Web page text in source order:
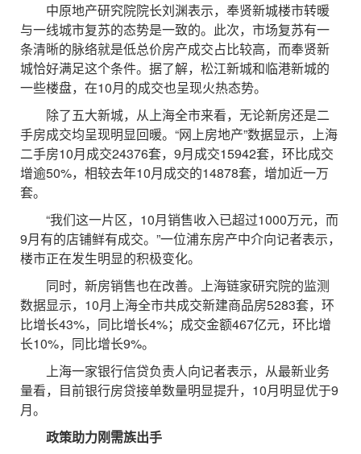
中原地产研究院院长刘渊表示，奉贤新城楼市转暖
与一线城市复苏的态势是一致的。此次，市场复苏有一
条清晰的脉络就是低总价房产成交占比较高，而奉贤新
城恰好满足这个条件。据了解，松江新城和临港新城的
一些楼盘，在10月的成交也呈现火热态势。
除了五大新城，从上海全市来看，无论新房还是二
手房成交均呈现明显回暖。“网上房地产”数据显示，上海
二手房10月成交24376套，9月成交15942套，环比成交
增逾50%，相较去年10月成交的14878套，增加近一万
套。
“我们这一片区，10月销售收入已超过1000万元，而
9月有的店铺鲜有成交。”一位浦东房产中介向记者表示，
楼市正在发生明显的积极变化。
同时，新房销售也在改善。上海链家研究院的监测
数据显示，10月上海全市共成交新建商品房5283套，环
比增长43%，同比增长4%；成交金额467亿元，环比增
长10%，同比增长9%。
上海一家银行信贷负责人向记者表示，从最新业务
量看，目前银行房贷接单数量明显提升，10月明显优于9
月。
政策助力刚需族出手